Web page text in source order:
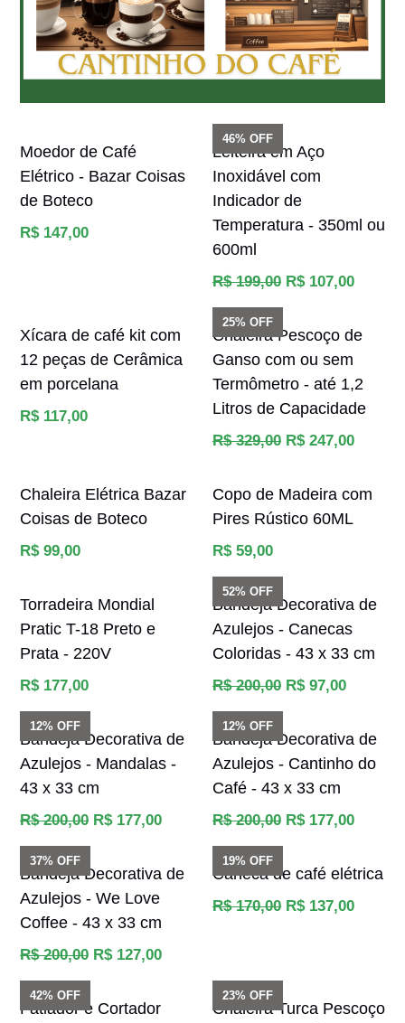
Moedor de Café
Elétrico - Bazar Coisas
de Boteco
Preço
R$ 147,00
46% OFF
Leiteira em Aço
Inoxidável com
Indicador de
Temperatura - 350ml ou
600ml
Preço
normal
R$ 199,00 R$ 107,00
Xícara de café kit com
12 peças de Cerâmica
em porcelana
Preço
R$ 117,00
25% OFF
Chaleira Pescoço de
Ganso com ou sem
Termômetro - até 1,2
Litros de Capacidade
Preço
R$ 329,00 R$ 247,00
Chaleira Elétrica Bazar
Coisas de Boteco
Preço
R$ 99,00
Copo de Madeira com
Pires Rústico 60ML
Preço
normal
R$ 59,00
Torradeira Mondial
Pratic T-18 Preto e
Prata - 220V
Preço
normal
R$ 177,00
52% OFF
Bandeja Decorativa de
Azulejos - Canecas
Coloridas - 43 x 33 cm
Preço
normal
R$ 200,00 R$ 97,00
12% OFF
Bandeja Decorativa de
Azulejos - Mandalas -
43 x 33 cm
Preço
normal
R$ 200,00 R$ 177,00
12% OFF
Bandeja Decorativa de
Azulejos - Cantinho do
Café - 43 x 33 cm
Preço
normal
R$ 200,00 R$ 177,00
37% OFF
Bandeja Decorativa de
Azulejos - We Love
Coffee - 43 x 33 cm
Preço
normal
R$ 200,00 R$ 127,00
19% OFF
Caneca de café elétrica
Preço
R$ 170,00 R$ 137,00
42% OFF
Fatiador e Cortador
23% OFF
Chaleira Turca Pescoço